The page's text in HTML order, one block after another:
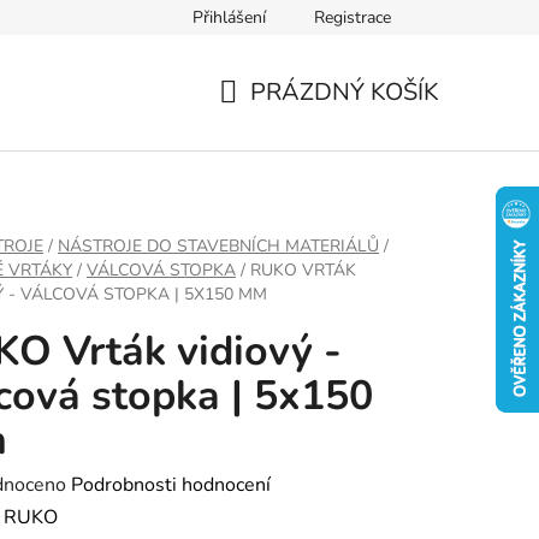
Přihlášení Registrace
PRÁZDNÝ KOŠÍK
/ NÁSTROJE DO STAVEBNÍCH MATERIÁLŮ /
VRTÁKY / VÁLCOVÁ STOPKA / RUKO VRTÁK
- VÁLCOVÁ STOPKA | 5X150 MM
Vrták vidiový -
stopka | 5x150
Podrobnosti hodnocení
RUKO